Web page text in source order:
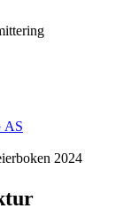
AS
2024